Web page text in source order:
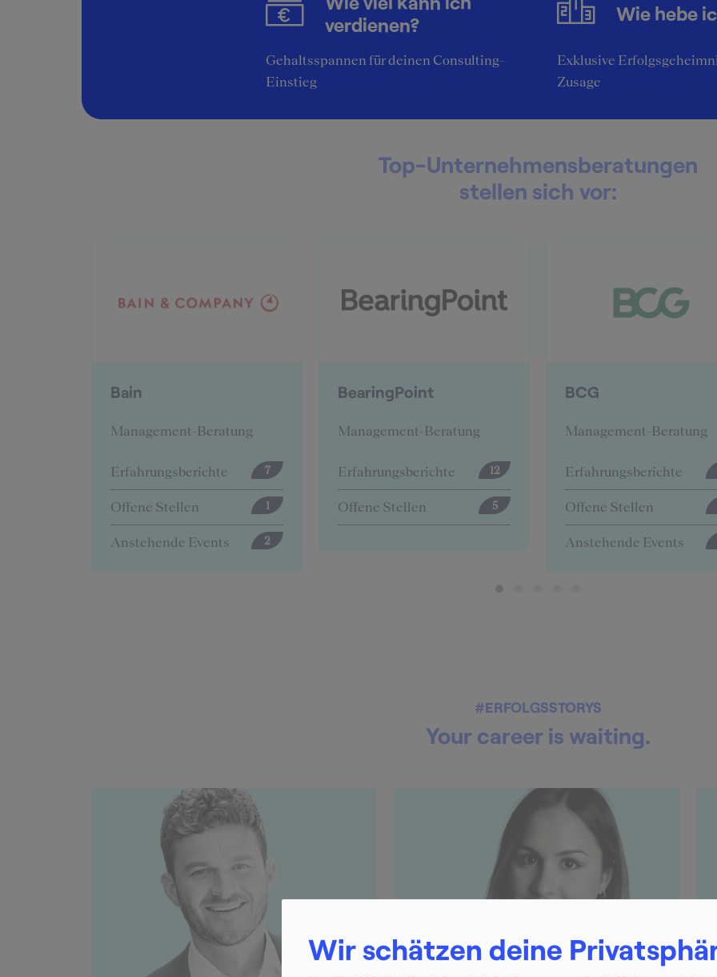
Top-Unternehmensberatungen
stellen sich vor:
BearingPoint
Management-Beratung
Erfahrungsberichte 12
Offene Stellen 5
BCG
Management-Beratung
Erfahrungsberichte 57
Offene Stellen 0
Deloitte
Management-Beratung
Erfahrungsberichte
Offene Stellen
#ERFOLGSSTORYS
Your career is waiting.
verdienen?
Gehaltsspannen für deinen Consulting-
Einstieg
Wie hebe
Exklusive
Zusage
Wir schätzen deine